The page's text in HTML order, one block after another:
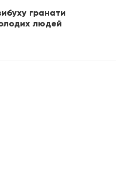
гранати
людей